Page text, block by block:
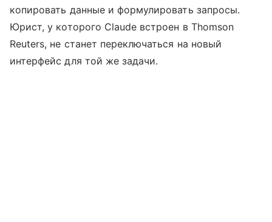
копировать данные и формулировать запросы.
Юрист, у которого Claude встроен в Thomson
Reuters, не станет переключаться на новый
интерфейс для той же задачи.